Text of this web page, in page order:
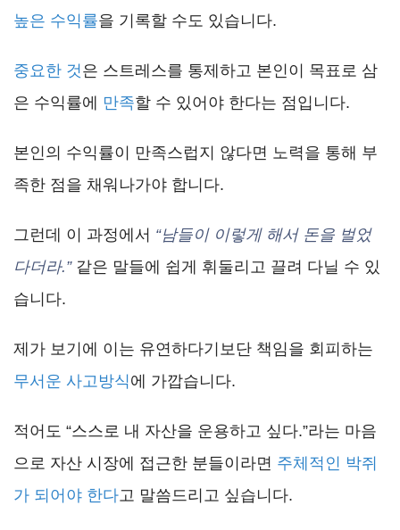
높은 수익률을 기록할 수도 있습니다.
중요한 것은 스트레스를 통제하고 본인이 목표로 삼
은 수익률에 만족할 수 있어야 한다는 점입니다.
본인의 수익률이 만족스럽지 않다면 노력을 통해 부
족한 점을 채워나가야 합니다.
그런데 이 과정에서 “남들이 이렇게 해서 돈을 벌었
다더라.” 같은 말들에 쉽게 휘둘리고 끌려 다닐 수 있
습니다.
제가 보기에 이는 유연하다기보단 책임을 회피하는
무서운 사고방식에 가깝습니다.
적어도 “스스로 내 자산을 운용하고 싶다.”라는 마음
으로 자산 시장에 접근한 분들이라면 주체적인 박쥐
가 되어야 한다고 말씀드리고 싶습니다.